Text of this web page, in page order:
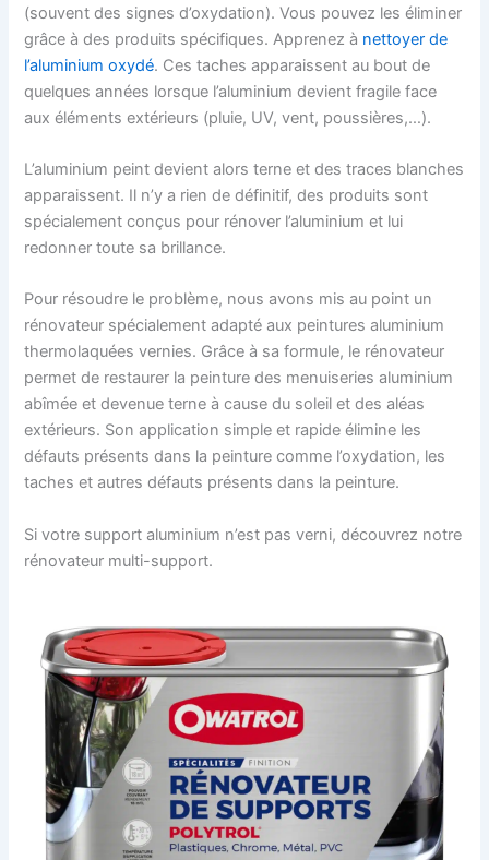
(souvent des signes d’oxydation). Vous pouvez les éliminer
grâce à des produits spécifiques. Apprenez à nettoyer de
l’aluminium oxydé. Ces taches apparaissent au bout de
quelques années lorsque l’aluminium devient fragile face
aux éléments extérieurs (pluie, UV, vent, poussières,…).
L’aluminium peint devient alors terne et des traces blanches
apparaissent. Il n’y a rien de définitif, des produits sont
spécialement conçus pour rénover l’aluminium et lui
redonner toute sa brillance.
Pour résoudre le problème, nous avons mis au point un
rénovateur spécialement adapté aux peintures aluminium
thermolaquées vernies. Grâce à sa formule, le rénovateur
permet de restaurer la peinture des menuiseries aluminium
abîmée et devenue terne à cause du soleil et des aléas
extérieurs. Son application simple et rapide élimine les
défauts présents dans la peinture comme l’oxydation, les
taches et autres défauts présents dans la peinture.
Si votre support aluminium n’est pas verni, découvrez notre
rénovateur multi-support.